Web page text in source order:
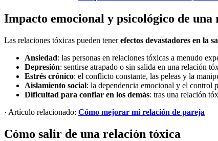
Impacto emocional y psicológico de una
Las relaciones tóxicas pueden tenerefectos devastadores en la
Ansiedad: las personas en relaciones tóxicas a menudo
Depresión: sentirse atrapado o sin salida en una relación
Estrés crónico: el conflicto constante, las peleas y la
Aislamiento social: la dependencia emocional y el control
Dificultad para confiar en los demás: tras una relación
· Artículo relacionado: Cómo mejorar mi relación de pareja
Cómo salir de una relación tóxica